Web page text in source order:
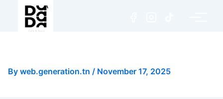
By web.generation.tn / November 17, 2025